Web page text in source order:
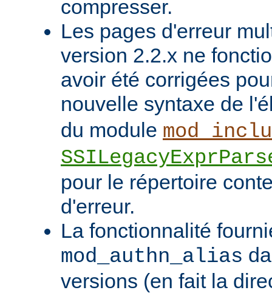
compresser.
Les pages d'erreur
version 2.2.x ne
avoir été corrigées
nouvelle syntaxe de
du module
pour le répertoire
d'erreur.
La fonctionnalité
mod_authn_alias
versions (en fait la